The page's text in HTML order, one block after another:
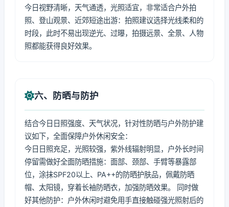
今日视野清晰，天气通透，光照适宜，非常适合户外拍
照、登山观景、近郊短途出游：拍照建议选择光线柔和的
时段，此时不易出现逆光、过曝，拍摄远景、全景、人物
照都能获得良好效果。
六、防晒与防护
结合今日日照强度、天气状况，针对性防晒与户外防护建
议如下，全面保障户外休闲安全：
今日日照充足，光照较强，紫外线辐射明显，户外长时间
停留需做好全面防晒措施：面部、颈部、手臂等暴露部
位，涂抹SPF20以上、PA++的防晒护肤品，佩戴防晒
帽、太阳镜，穿着长袖防晒衣，加强防晒效果。 同时做
好其他防护：户外休闲时避免用手直接触碰强光照射后的